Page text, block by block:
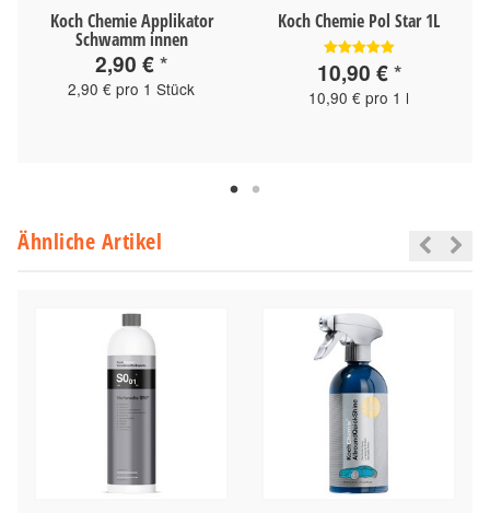
Koch Chemie Applikator
Schwamm innen
2,90 €*
2,90 € pro 1 Stück
Koch Chemie Pol Star 1L
10,90 €*
10,90 € pro 1 l
Ähnliche Artikel